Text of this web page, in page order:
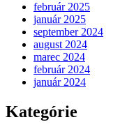
február 2025
január 2025
september 2024
august 2024
marec 2024
február 2024
január 2024
Kategórie